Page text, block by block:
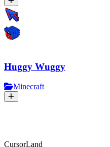
Huggy Wuggy
Minecraft
CursorLand